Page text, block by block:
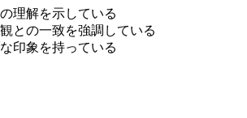
理解を示している
との一致を強調している
印象を持っている